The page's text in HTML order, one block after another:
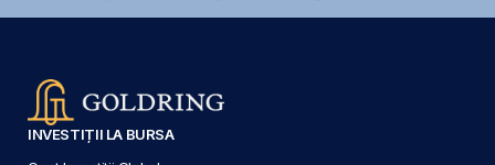
INVESTIȚII LA BURSA